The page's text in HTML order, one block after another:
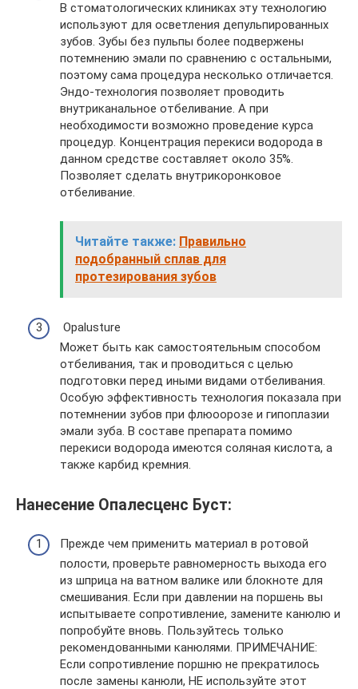
В стоматологических клиниках эту технологию
используют для осветления депульпированных
зубов. Зубы без пульпы более подвержены
потемнению эмали по сравнению с остальными,
поэтому сама процедура несколько отличается.
Эндо-технология позволяет проводить
внутриканальное отбеливание. А при
необходимости возможно проведение курса
процедур. Концентрация перекиси водорода в
данном средстве составляет около 35%.
Позволяет сделать внутрикоронковое
отбеливание.
Читайте также: Правильно
подобранный сплав для
протезирования зубов
Opalusture
Может быть как самостоятельным способом
отбеливания, так и проводиться с целью
подготовки перед иными видами отбеливания.
Особую эффективность технология показала при
потемнении зубов при флюоорозе и гипоплазии
эмали зуба. В составе препарата помимо
перекиси водорода имеются соляная кислота, а
также карбид кремния.
Нанесение Опалесценс Буст:
Прежде чем применить материал в ротовой
полости, проверьте равномерность выхода его
из шприца на ватном валике или блокноте для
смешивания. Если при давлении на поршень вы
испытываете сопротивление, замените канюлю и
попробуйте вновь. Пользуйтесь только
рекомендованными канюлями. ПРИМЕЧАНИЕ:
Если сопротивление поршню не прекратилось
после замены канюли, НЕ используйте этот